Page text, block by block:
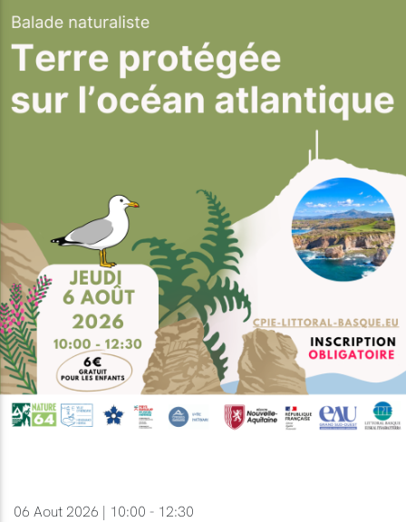
06 Aout 2026 | 10:00 - 12:30